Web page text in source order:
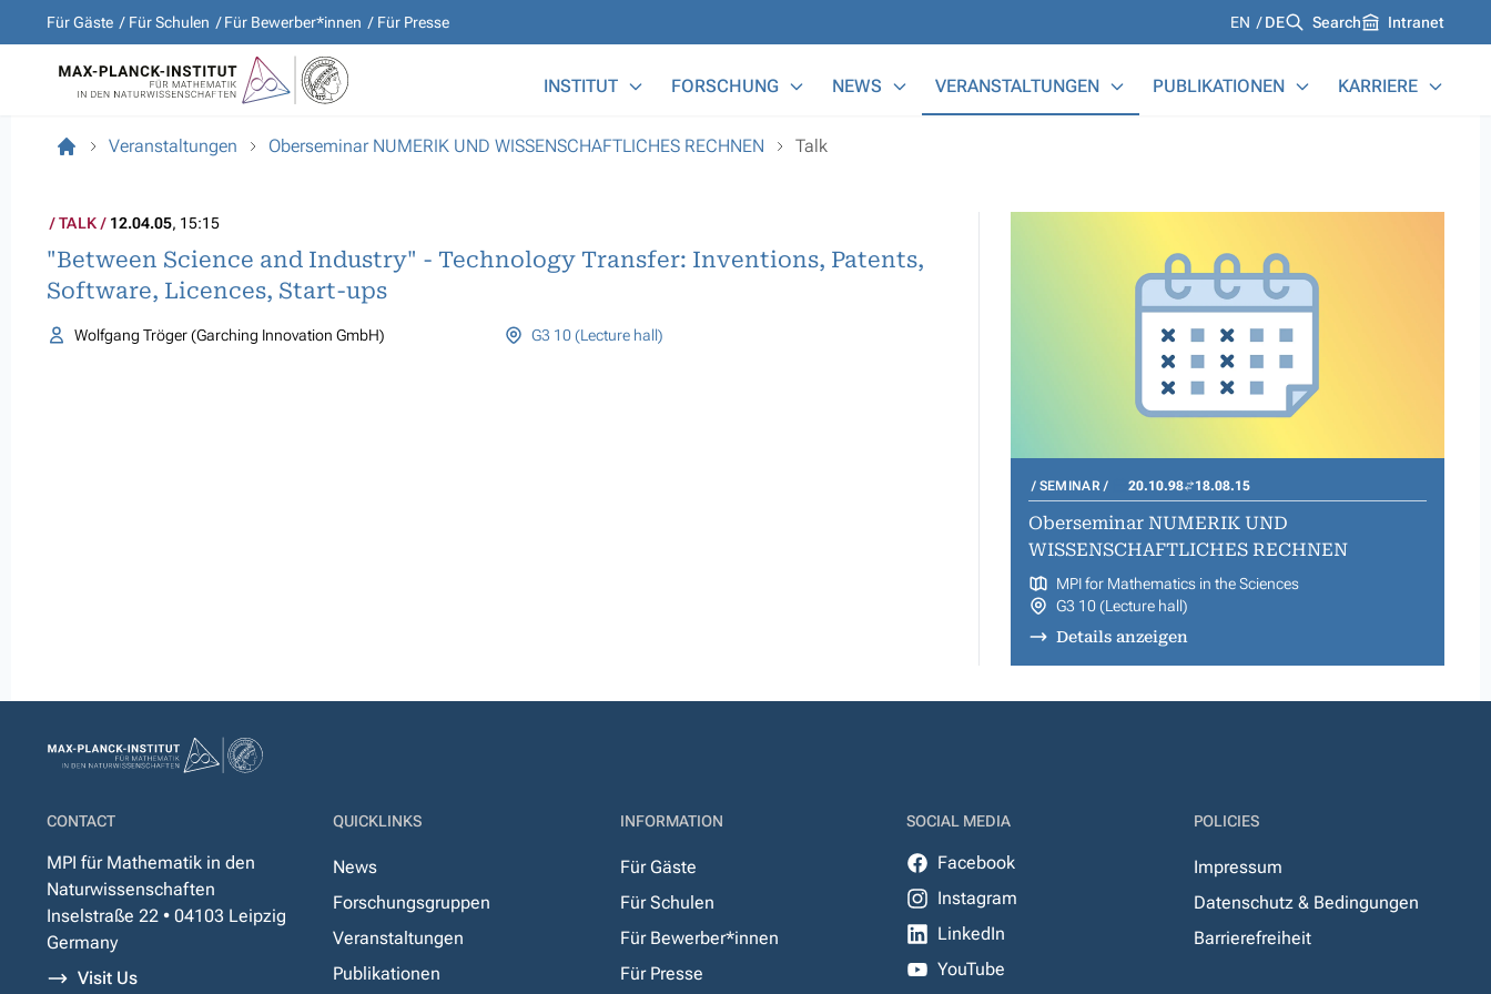
Für Gäste Für Schulen Für Bewerber*innen Für Presse Languages
EN DE Search Intranet
INSTITUT FORSCHUNG NEWS VERANSTALTUNGEN PUBLIKATIONEN KARRIERE
Veranstaltungen Oberseminar NUMERIK UND WISSENSCHAFTLICHES RECHNEN Talk
TALK 12.04.05, 15:15
"Between Science and Industry" - Technology Transfer: Inventions, Patents,
Software, Licences, Start-ups
Wolfgang Tröger (Garching Innovation GmbH) G3 10 (Lecture hall)
SEMINAR 20.10.98 18.08.15
Oberseminar NUMERIK UND
WISSENSCHAFTLICHES RECHNEN
MPI for Mathematics in the Sciences
G3 10 (Lecture hall)
Details anzeigen
CONTACT
MPI für Mathematik in den
Naturwissenschaften
Inselstraße 22 • 04103 Leipzig
Germany
Visit Us
QUICKLINKS
News
Forschungsgruppen
Veranstaltungen
Publikationen
INFORMATION
Für Gäste
Für Schulen
Für Bewerber*innen
Für Presse
SOCIAL MEDIA
Facebook
Instagram
LinkedIn
YouTube
POLICIES
Impressum
Datenschutz & Bedingungen
Barrierefreiheit